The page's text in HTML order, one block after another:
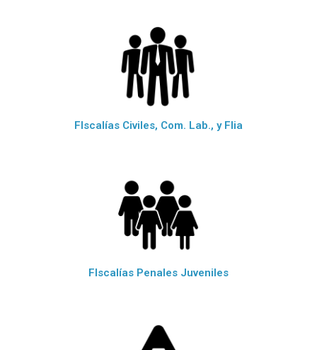
FIscalías Civiles, Com. Lab., y Flia
FIscalías Penales Juveniles